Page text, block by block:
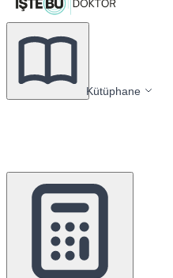
Kütüphane